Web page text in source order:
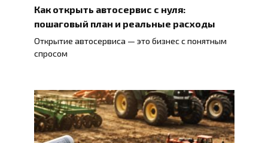
Как открыть автосервис с нуля:
пошаговый план и реальные расходы
Открытие автосервиса — это бизнес с понятным
спросом